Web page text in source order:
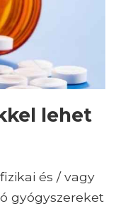
lehet
és / vagy
gyógyszereket